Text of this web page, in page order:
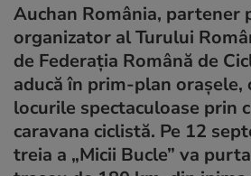
Auchan România, partener
organizator al Turului
de Federația Română de
aducă în prim-plan
locurile spectaculoase prin
caravana ciclistă. Pe 12
treia a „Micii Bucle” va